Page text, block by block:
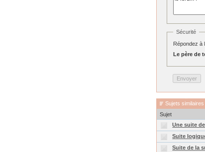
Sécurité
Répondez à
Le père de
Sujets similaires
Sujet
Une suite
Suite
Suite de la